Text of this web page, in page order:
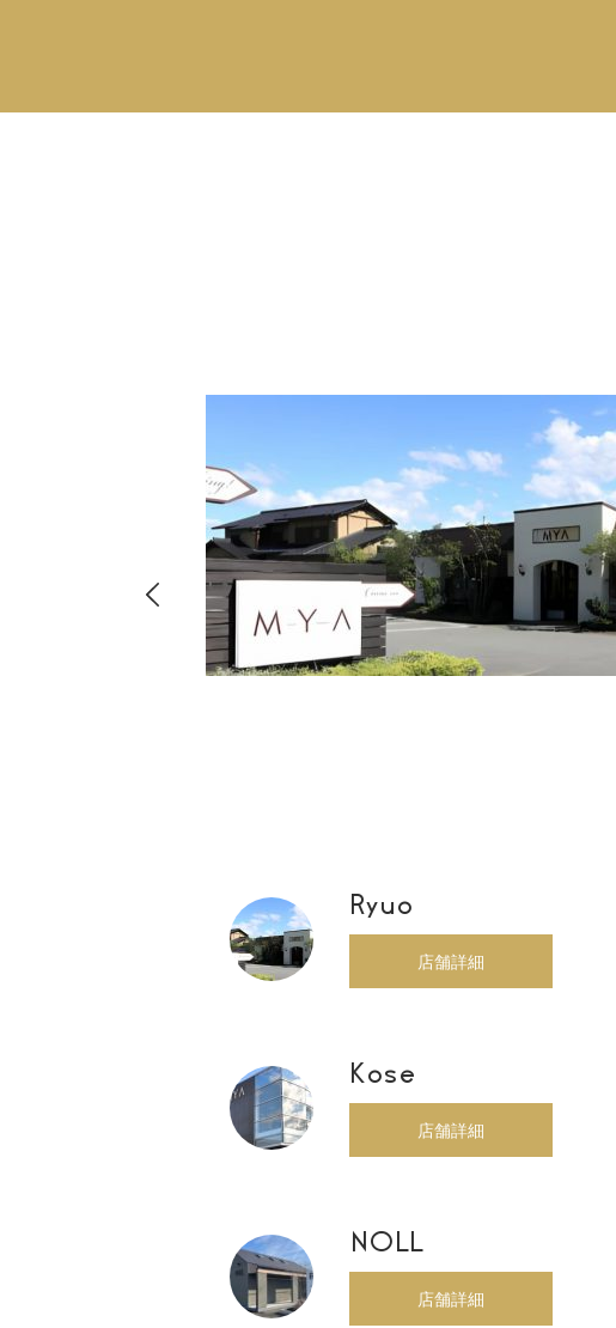
店舗
Ryuo
店舗詳細
Kose
店舗詳細
NOLL
店舗詳細